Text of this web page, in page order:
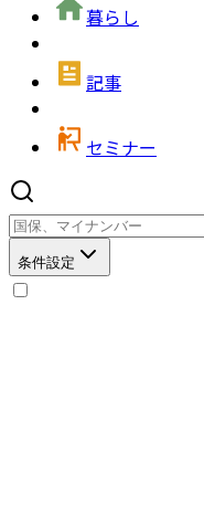
暮らし
記事
セミナー
条件設定